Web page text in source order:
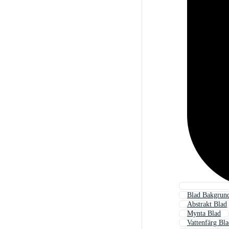
Blad
Abstrakt Blad
Mynta Blad
Vattenfärg